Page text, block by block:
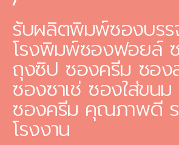
รับผลิตพิมพ์ซองบร
โรงพิมพ์ซองฟอยล์
ถุงซิป ซองครีม ซอง
ซองซาเช่ ซองใส่ขน
ซองครีม คุณภาพดี ร
โรงงาน